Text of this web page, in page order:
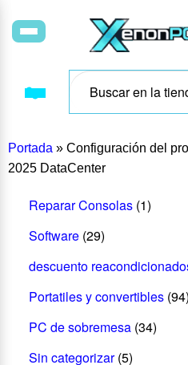
Portada » Configuración del
2025 DataCenter
Reparar Consolas (1)
Software (29)
descuento
Portatiles y convertibles (94)
PC de sobremesa (34)
Sin categorizar (5)